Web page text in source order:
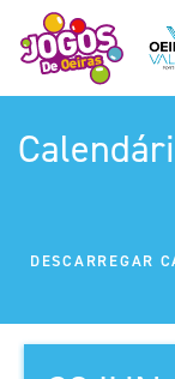
DESCARREGAR